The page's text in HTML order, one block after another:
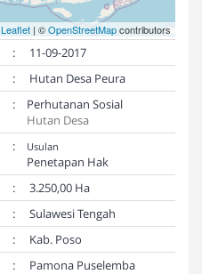
Leaflet | ©OpenStreetMapcontributors
:
11-09-2017
:
Hutan Desa Peura
:
Perhutanan Sosial
Hutan Desa
: Usulan
Penetapan Hak
:
3.250,00 Ha
:
Sulawesi Tengah
:
Kab. Poso
:
Pamona Puselemba